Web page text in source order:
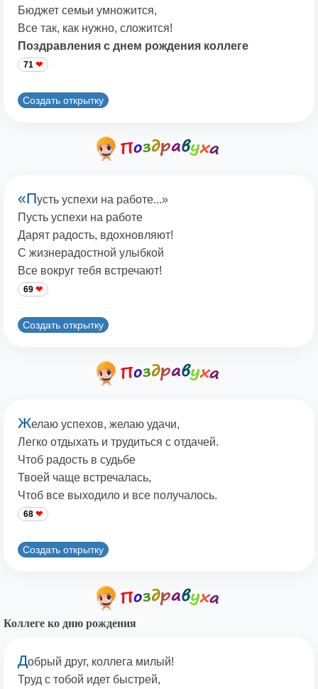
Бюджет семьи умножится,
Все так, как нужно, сложится!
Поздравления с днем рождения коллеге
71
Создать открытку
«Пусть успехи на работе...»
Пусть успехи на работе
Дарят радость, вдохновляют!
С жизнерадостной улыбкой
Все вокруг тебя встречают!
69
Создать открытку
Желаю успехов, желаю удачи,
Легко отдыхать и трудиться с отдачей.
Чтоб радость в судьбе
Твоей чаще встречалась,
Чтоб все выходило и все получалось.
68
Создать открытку
Коллеге ко дню рождения
Добрый друг, коллега милый!
Труд с тобой идет быстрей,